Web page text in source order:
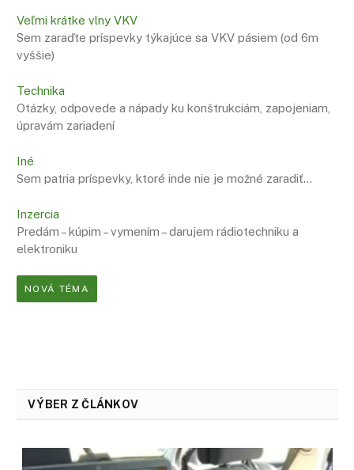
Veľmi krátke vlny VKV
Sem zaraďte príspevky týkajúce sa VKV pásiem (od 6m
vyššie)
Technika
Otázky, odpovede a nápady ku konštrukciám, zapojeniam,
úpravám zariadení
Iné
Sem patria príspevky, ktoré inde nie je možné zaradiť…
Inzercia
Predám – kúpim – vymením – darujem rádiotechniku a
elektroniku
NOVÁ TÉMA
VÝBER Z ČLÁNKOV